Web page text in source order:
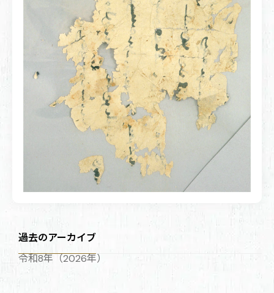
過去のアーカイブ
令和8年（2026年）